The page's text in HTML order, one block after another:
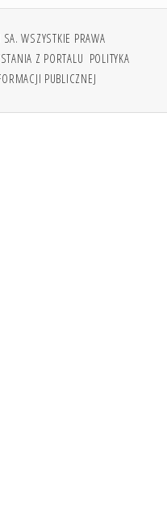
WSZYSTKIE PRAWA
Z PORTALU POLITYKA
PUBLICZNEJ